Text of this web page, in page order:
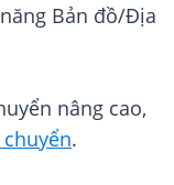
Bản đồ/Địa
nâng cao,
.